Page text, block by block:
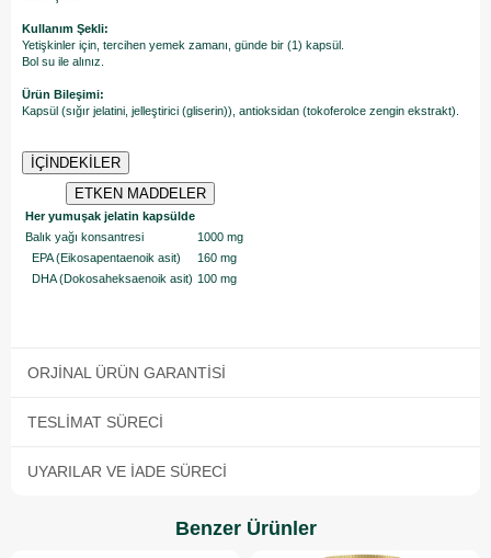
Kullanım Şekli:
Yetişkinler için, tercihen yemek zamanı, günde bir (1) kapsül.
Bol su ile alınız.
Ürün Bileşimi:
Kapsül (sığır jelatini, jelleştirici (gliserin)), antioksidan (tokoferolce zengin ekstrakt).
İÇİNDEKİLER
ETKEN MADDELER
Her yumuşak jelatin kapsülde
Balık yağı konsantresi
1000 mg
EPA (Eikosapentaenoik asit)
160 mg
DHA (Dokosaheksaenoik asit) 100 mg
ORJINAL ÜRÜN GARANTISI
TESLIMAT SÜRECI
UYARILAR VE İADE SÜRECI
Benzer Ürünler